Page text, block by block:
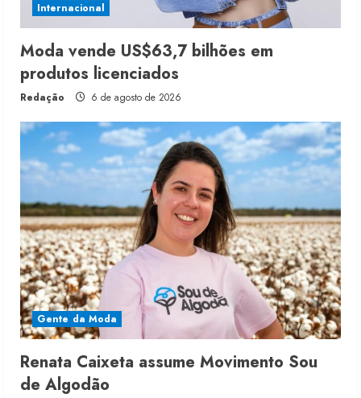
Internacional
Moda vende US$63,7 bilhões em
produtos licenciados
Redação 6 de agosto de 2026
Gente da Moda
Renata Caixeta assume Movimento Sou
de Algodão